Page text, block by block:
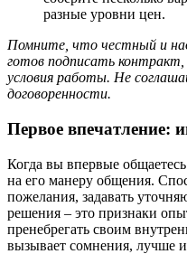
разные уровни цен.
Помните, что честный и
готов подписать
условия работы. Не
договоренности.
Первое впечатление:
Когда вы впервые
на его манеру общения.
пожелания, задавать
решения – это признаки
пренебрегать своим
вызывает сомнения, лучше